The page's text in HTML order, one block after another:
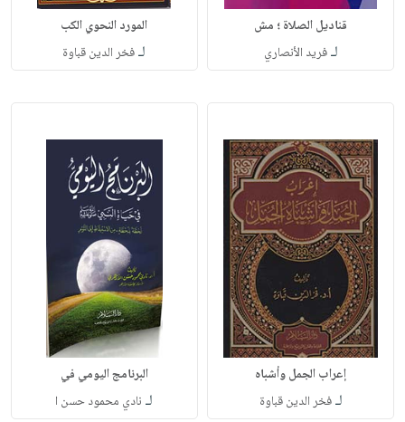
قناديل الصلاة ؛ مش
لـفريد الأنصاري
المورد النحوي الكب
لـفخر الدين قباوة
إعراب الجمل وأشباه
لـفخر الدين قباوة
البرنامج اليومي في
لـ نادي محمود حسن ا